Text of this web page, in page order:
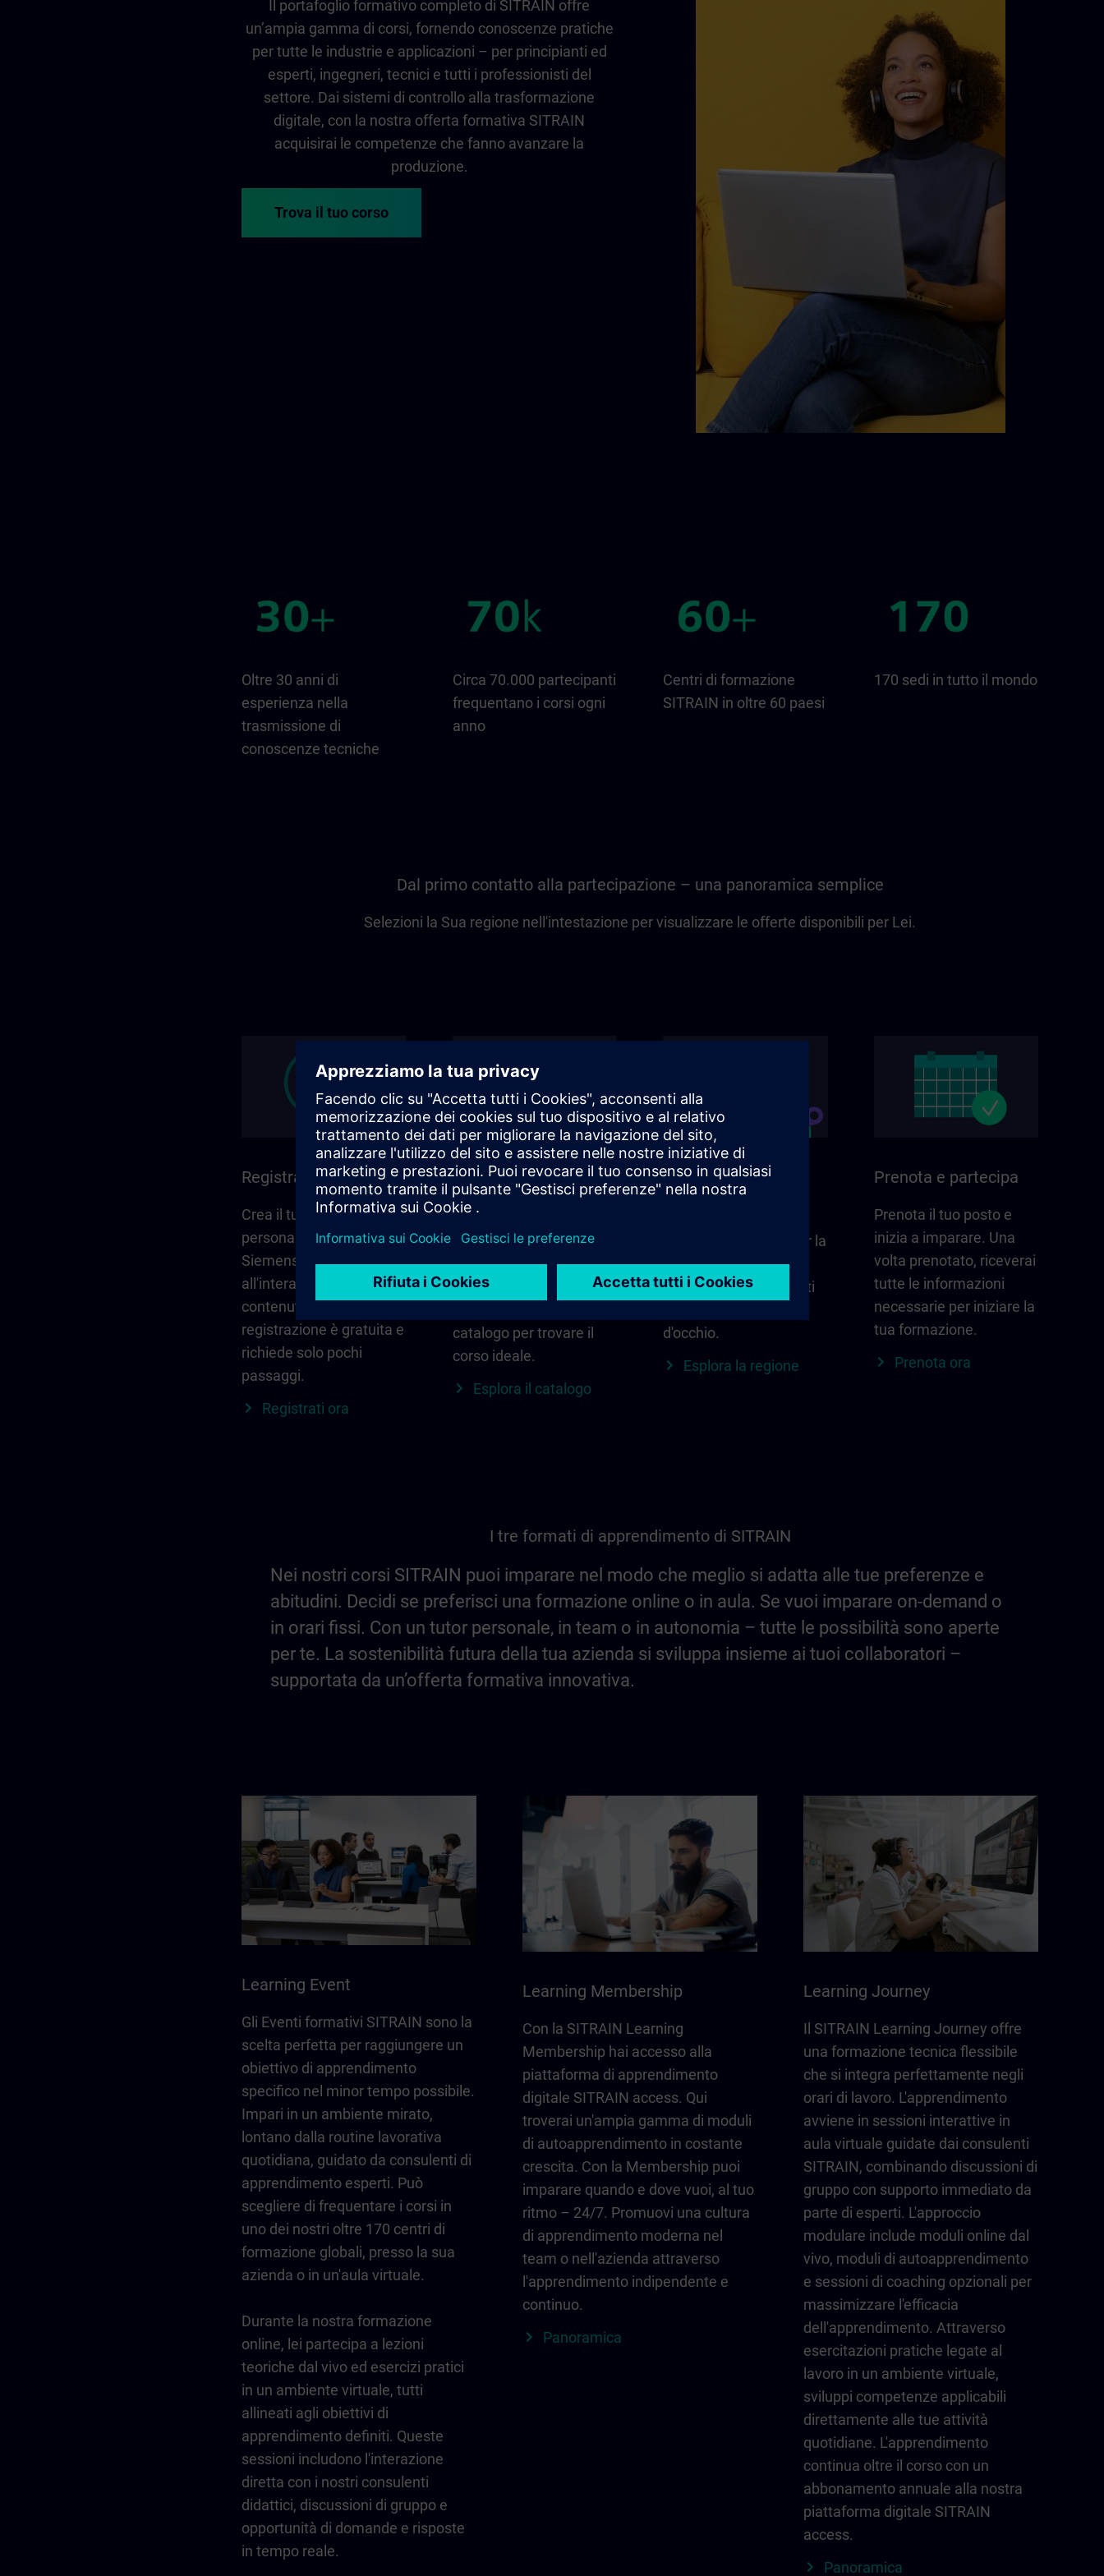
Il portafoglio formativo completo di SITRAIN offre
un’ampia gamma di corsi, fornendo conoscenze pratiche
per tutte le industrie e applicazioni – per principianti ed
esperti, ingegneri, tecnici e tutti i professionisti del
settore. Dai sistemi di controllo alla trasformazione
digitale, con la nostra offerta formativa SITRAIN
acquisirai le competenze che fanno avanzare la
produzione.
Trova il tuo corso
Oltre 30 anni di
esperienza nella
trasmissione di
conoscenze tecniche
Circa 70.000 partecipanti
frequentano i corsi ogni
anno
Centri di formazione
SITRAIN in oltre 60 paesi
170 sedi in tutto il mondo
Dal primo contatto alla partecipazione – una panoramica semplice
Selezioni la Sua regione nell'intestazione per visualizzare le offerte disponibili per Lei.
Registrati e accedi
Crea il tuo account
personale tramite
Siemens ID per accedere
all'intera gamma di
contenuti SITRAIN. La
registrazione è gratuita e
richiede solo pochi
passaggi.
Registrati ora
Trova il corso giusto
per te.
Cerca direttamente
utilizzando parole chiave
e filtri – oppure esplora
catalogo per trovare il
corso ideale.
Esplora il catalogo
SITRAIN nella sua
Tutto ciò che conta per la
tua regione –
aggiornamenti, contatti
d'occhio.
Esplora la regione
Prenota e partecipa
Prenota il tuo posto e
inizia a imparare. Una
volta prenotato, riceverai
tutte le informazioni
necessarie per iniziare la
tua formazione.
Prenota ora
I tre formati di apprendimento di SITRAIN
Nei nostri corsi SITRAIN puoi imparare nel modo che meglio si adatta alle tue preferenze e
abitudini. Decidi se preferisci una formazione online o in aula. Se vuoi imparare on-demand o
in orari fissi. Con un tutor personale, in team o in autonomia – tutte le possibilità sono aperte
per te. La sostenibilità futura della tua azienda si sviluppa insieme ai tuoi collaboratori –
supportata da un’offerta formativa innovativa.
Learning Event
Gli Eventi formativi SITRAIN sono la
scelta perfetta per raggiungere un
obiettivo di apprendimento
specifico nel minor tempo possibile.
Impari in un ambiente mirato,
lontano dalla routine lavorativa
quotidiana, guidato da consulenti di
apprendimento esperti. Può
scegliere di frequentare i corsi in
uno dei nostri oltre 170 centri di
formazione globali, presso la sua
azienda o in un'aula virtuale.
Durante la nostra formazione
online, lei partecipa a lezioni
teoriche dal vivo ed esercizi pratici
in un ambiente virtuale, tutti
allineati agli obiettivi di
apprendimento definiti. Queste
sessioni includono l'interazione
diretta con i nostri consulenti
didattici, discussioni di gruppo e
opportunità di domande e risposte
in tempo reale.
Learning Membership
Con la SITRAIN Learning
Membership hai accesso alla
piattaforma di apprendimento
digitale SITRAIN access. Qui
troverai un'ampia gamma di moduli
di autoapprendimento in costante
crescita. Con la Membership puoi
imparare quando e dove vuoi, al tuo
ritmo – 24/7. Promuovi una cultura
di apprendimento moderna nel
team o nell'azienda attraverso
l'apprendimento indipendente e
continuo.
Panoramica
Learning Journey
Il SITRAIN Learning Journey offre
una formazione tecnica flessibile
che si integra perfettamente negli
orari di lavoro. L'apprendimento
avviene in sessioni interattive in
aula virtuale guidate dai consulenti
SITRAIN, combinando discussioni di
gruppo con supporto immediato da
parte di esperti. L'approccio
modulare include moduli online dal
vivo, moduli di autoapprendimento
e sessioni di coaching opzionali per
massimizzare l'efficacia
dell'apprendimento. Attraverso
esercitazioni pratiche legate al
lavoro in un ambiente virtuale,
sviluppi competenze applicabili
direttamente alle tue attività
quotidiane. L'apprendimento
continua oltre il corso con un
abbonamento annuale alla nostra
piattaforma digitale SITRAIN
access.
Panoramica